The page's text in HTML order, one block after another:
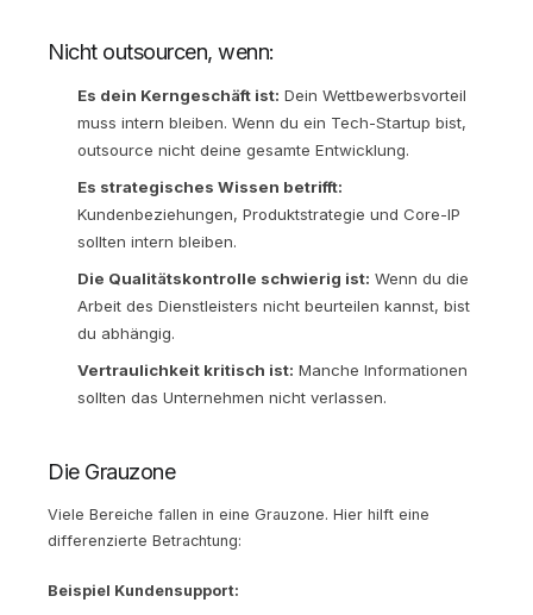
Nicht outsourcen, wenn:
Es dein Kerngeschäft ist: Dein Wettbewerbsvorteil
muss intern bleiben. Wenn du ein Tech-Startup bist,
outsource nicht deine gesamte Entwicklung.
Es strategisches Wissen betrifft:
Kundenbeziehungen, Produktstrategie und Core-IP
sollten intern bleiben.
Die Qualitätskontrolle schwierig ist: Wenn du die
Arbeit des Dienstleisters nicht beurteilen kannst, bist
du abhängig.
Vertraulichkeit kritisch ist: Manche Informationen
sollten das Unternehmen nicht verlassen.
Die Grauzone
Viele Bereiche fallen in eine Grauzone. Hier hilft eine
differenzierte Betrachtung:
Beispiel Kundensupport: